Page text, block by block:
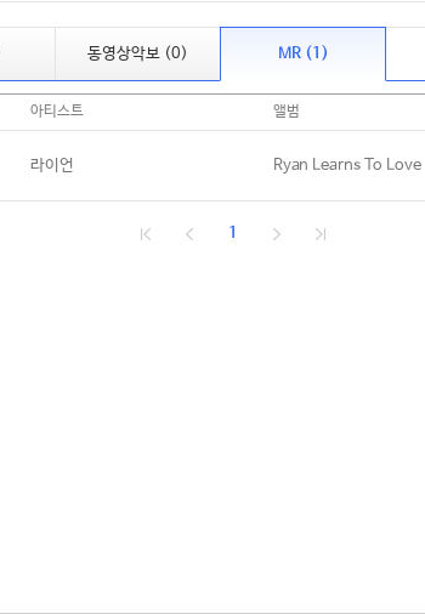
동영상악보 (0) MR (1)
아티스트 앨범
라이언 Ryan Learns To Love
1